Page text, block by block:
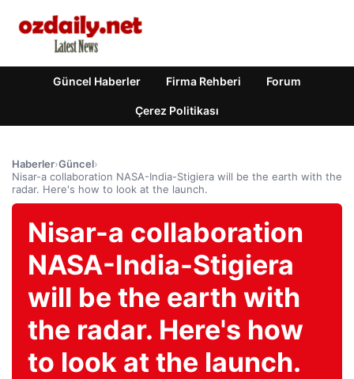
Güncel Haberler Firma Rehberi Forum
Çerez Politikası
Haberler›Güncel›
Nisar-a collaboration NASA-India-Stigiera will be the earth with the
radar. Here's how to look at the launch.
Nisar-a collaboration
NASA-India-Stigiera
will be the earth with
the radar. Here's how
to look at the launch.